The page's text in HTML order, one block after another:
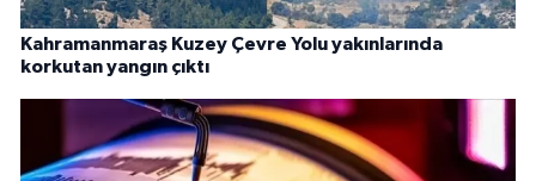
Kahramanmaraş Kuzey Çevre Yolu yakınlarında
korkutan yangın çıktı